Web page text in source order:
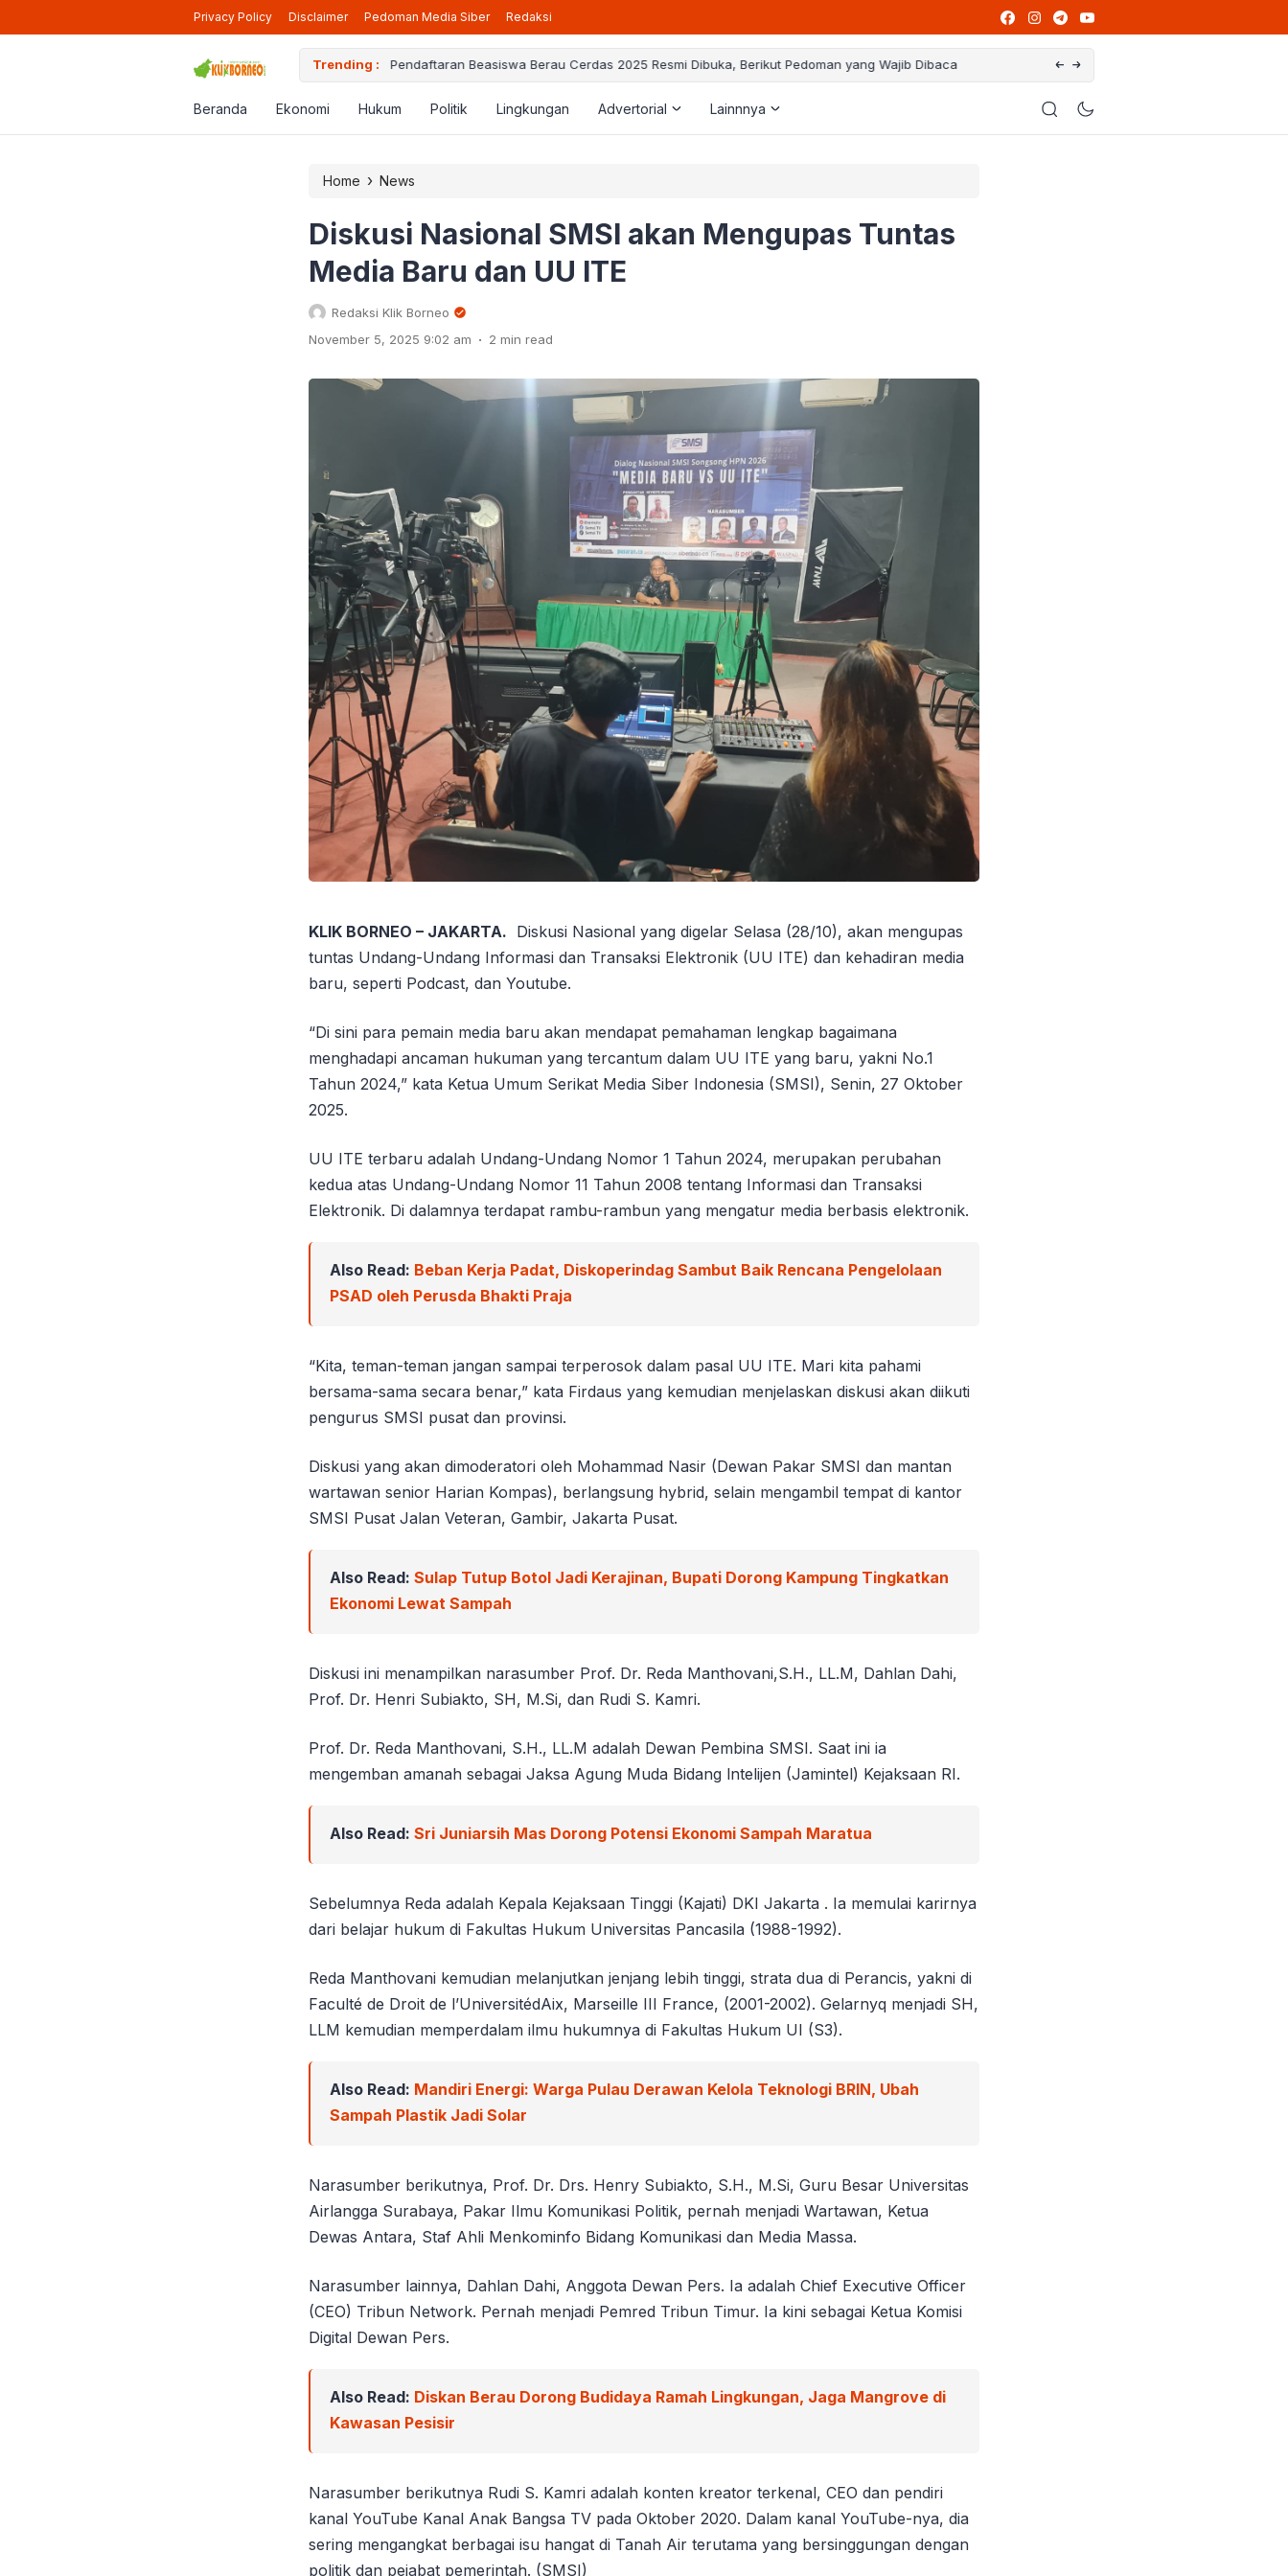
Privacy Policy Disclaimer Pedoman Media Siber Redaksi
Trending : Pendaftaran Beasiswa Berau Cerdas 2025 Resmi Dibuka, Berikut Pedoman yang Wajib Dibaca Ikut Program PPG, Guru Honorer Bisa
Beranda Ekonomi Hukum Politik Lingkungan Advertorial Lainnnya
Home › News
Diskusi Nasional SMSI akan Mengupas Tuntas
Media Baru dan UU ITE
Redaksi Klik Borneo
November 5, 2025 9:02 am . 2 min read
KLIK BORNEO – JAKARTA. Diskusi Nasional yang digelar Selasa (28/10), akan mengupas
tuntas Undang-Undang Informasi dan Transaksi Elektronik (UU ITE) dan kehadiran media
baru, seperti Podcast, dan Youtube.
“Di sini para pemain media baru akan mendapat pemahaman lengkap bagaimana
menghadapi ancaman hukuman yang tercantum dalam UU ITE yang baru, yakni No.1
Tahun 2024,” kata Ketua Umum Serikat Media Siber Indonesia (SMSI), Senin, 27 Oktober
2025.
UU ITE terbaru adalah Undang-Undang Nomor 1 Tahun 2024, merupakan perubahan
kedua atas Undang-Undang Nomor 11 Tahun 2008 tentang Informasi dan Transaksi
Elektronik. Di dalamnya terdapat rambu-rambun yang mengatur media berbasis elektronik.
Also Read: Beban Kerja Padat, Diskoperindag Sambut Baik Rencana Pengelolaan
PSAD oleh Perusda Bhakti Praja
“Kita, teman-teman jangan sampai terperosok dalam pasal UU ITE. Mari kita pahami
bersama-sama secara benar,” kata Firdaus yang kemudian menjelaskan diskusi akan diikuti
pengurus SMSI pusat dan provinsi.
Diskusi yang akan dimoderatori oleh Mohammad Nasir (Dewan Pakar SMSI dan mantan
wartawan senior Harian Kompas), berlangsung hybrid, selain mengambil tempat di kantor
SMSI Pusat Jalan Veteran, Gambir, Jakarta Pusat.
Also Read: Sulap Tutup Botol Jadi Kerajinan, Bupati Dorong Kampung Tingkatkan
Ekonomi Lewat Sampah
Diskusi ini menampilkan narasumber Prof. Dr. Reda Manthovani,S.H., LL.M, Dahlan Dahi,
Prof. Dr. Henri Subiakto, SH, M.Si, dan Rudi S. Kamri.
Prof. Dr. Reda Manthovani, S.H., LL.M adalah Dewan Pembina SMSI. Saat ini ia
mengemban amanah sebagai Jaksa Agung Muda Bidang lntelijen (Jamintel) Kejaksaan RI.
Also Read: Sri Juniarsih Mas Dorong Potensi Ekonomi Sampah Maratua
Sebelumnya Reda adalah Kepala Kejaksaan Tinggi (Kajati) DKI Jakarta . Ia memulai karirnya
dari belajar hukum di Fakultas Hukum Universitas Pancasila (1988-1992).
Reda Manthovani kemudian melanjutkan jenjang lebih tinggi, strata dua di Perancis, yakni di
Faculté de Droit de l’UniversitédAix, Marseille III France, (2001-2002). Gelarnyq menjadi SH,
LLM kemudian memperdalam ilmu hukumnya di Fakultas Hukum UI (S3).
Also Read: Mandiri Energi: Warga Pulau Derawan Kelola Teknologi BRIN, Ubah
Sampah Plastik Jadi Solar
Narasumber berikutnya, Prof. Dr. Drs. Henry Subiakto, S.H., M.Si, Guru Besar Universitas
Airlangga Surabaya, Pakar Ilmu Komunikasi Politik, pernah menjadi Wartawan, Ketua
Dewas Antara, Staf Ahli Menkominfo Bidang Komunikasi dan Media Massa.
Narasumber lainnya, Dahlan Dahi, Anggota Dewan Pers. Ia adalah Chief Executive Officer
(CEO) Tribun Network. Pernah menjadi Pemred Tribun Timur. Ia kini sebagai Ketua Komisi
Digital Dewan Pers.
Also Read: Diskan Berau Dorong Budidaya Ramah Lingkungan, Jaga Mangrove di
Kawasan Pesisir
Narasumber berikutnya Rudi S. Kamri adalah konten kreator terkenal, CEO dan pendiri
kanal YouTube Kanal Anak Bangsa TV pada Oktober 2020. Dalam kanal YouTube-nya, dia
sering mengangkat berbagai isu hangat di Tanah Air terutama yang bersinggungan dengan
politik dan pejabat pemerintah. (SMSI)